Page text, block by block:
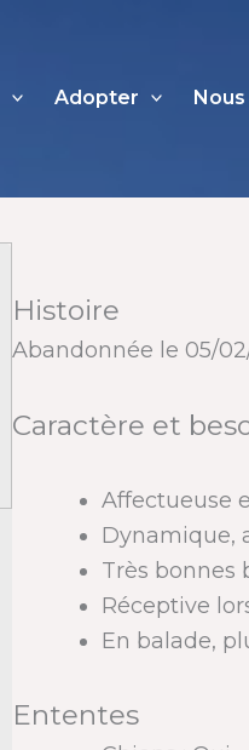
Adopter
Histoire
Abandonnée le 05/
Caractère et
Affectueuse
Dynamique,
Très bonnes
Réceptive
En balade,
Ententes